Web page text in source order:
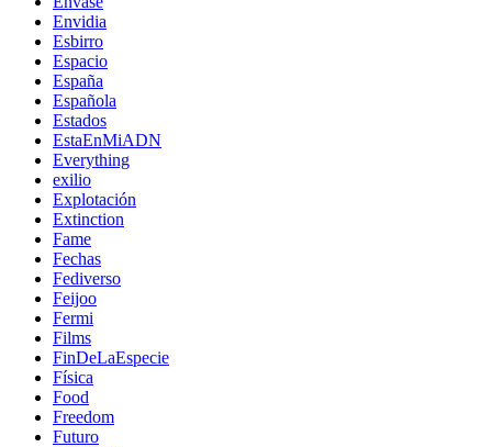
Envidia
Esbirro
Espacio
España
Española
Estados
EstaEnMiADN
Everything
exilio
Explotación
Extinction
Fame
Fechas
Fediverso
Feijoo
Fermi
Films
FinDeLaEspecie
Física
Food
Freedom
Futuro